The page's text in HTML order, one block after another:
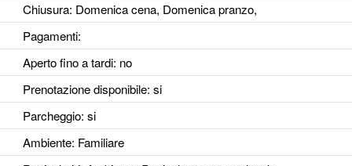
Chiusura: Domenica cena, Domenica pranzo,
Pagamenti:
Aperto fino a tardi: no
Prenotazione disponibile: si
Parcheggio: si
Ambiente: Familiare